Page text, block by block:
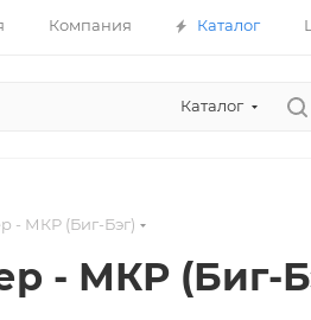
Компания Каталог
Каталог
- МКР (Биг-Бэг)
- МКР (Биг-